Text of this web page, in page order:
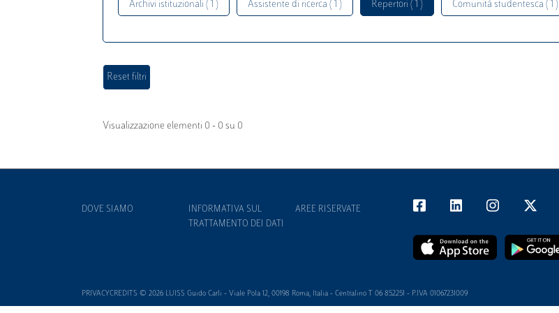
Archivi istituzionali ( 1 ) Assistente di ricerca ( 1 ) Repertori ( 1 ) Comunità studentesca ( 1 )
Visualizzazione elementi 0 - 0 su 0
DOVE SIAMO
INFORMATIVA SUL
TRATTAMENTO DEI DATI
AREE RISERVATE
PRIVACYCREDITS © 2026 LUISS Guido Carli - Viale Pola 12, 00198 Roma, Italia - Centralino T 06 852251 - P.IVA 01067231009